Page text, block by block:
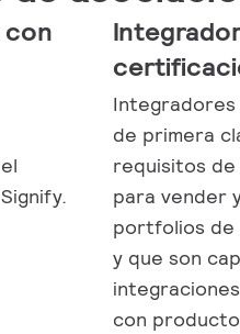
con
de primera
requisitos de
para vender
portfolios de
y que son
con